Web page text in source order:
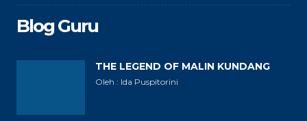
Blog Guru
THE LEGEND OF MALIN KUNDANG
Oleh : Ida Puspitorini